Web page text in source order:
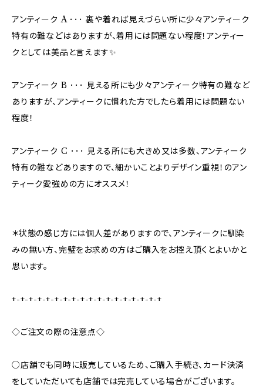
アンティーク A ･･･ 裏や着れば見えづらい所に少々アンティーク
特有の難などはありますが、着用には問題ない程度！アンティー
クとしては美品と言えます✨
アンティーク B ･･･ 見える所にも少々アンティーク特有の難など
ありますが、アンティークに慣れた方でしたら着用には問題ない
程度！
アンティーク C ･･･ 見える所にも大きめ又は多数、アンティーク
特有の難などありますので、細かいことよりデザイン重視！のアン
ティーク愛強めの方にオススメ！
＊状態の感じ方には個人差がありますので、アンティークに馴染
みの無い方、完璧をお求めの方はご購入をお控え頂くとよいかと
思います。
+-+-+-+-+-+-+-+-+-+-+-+-+-+-+-+-+-+
◇ご注文の際の注意点◇
○店舗でも同時に販売しているため、ご購入手続き、カード決済
をしていただいても店舗では完売している場合がございます。